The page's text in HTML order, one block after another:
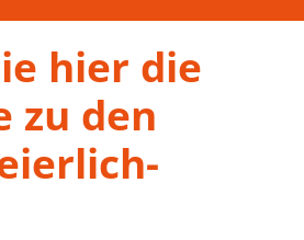
hier die
zu den